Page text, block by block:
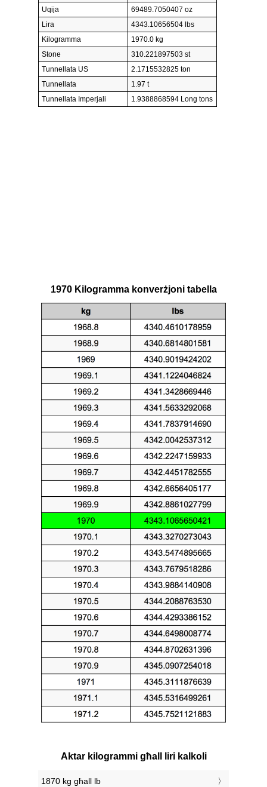
Uqija
69489.7050407 oz
Lira
4343.10656504 lbs
Kilogramma
1970.0 kg
Stone
310.221897503 st
Tunnellata US
2.1715532825 ton
Tunnellata
1.97 t
Tunnellata Imperjali
1.9388868594 Long tons
1970 Kilogramma konverżjoni tabella
Aktar kilogrammi għall liri kalkoli
1870 kg għall lb